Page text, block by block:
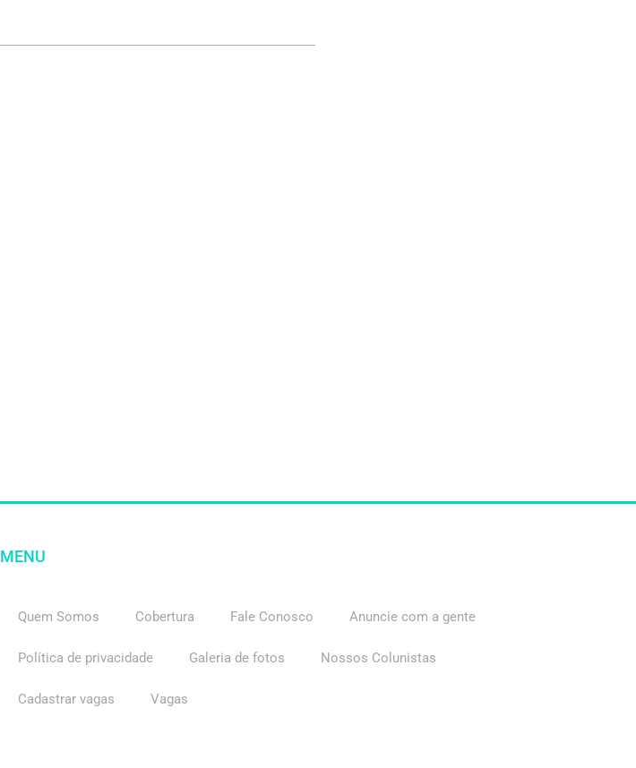
MENU
Quem Somos Cobertura Fale Conosco Anuncie com a gente
Política de privacidade Galeria de fotos Nossos Colunistas
Cadastrar vagas Vagas